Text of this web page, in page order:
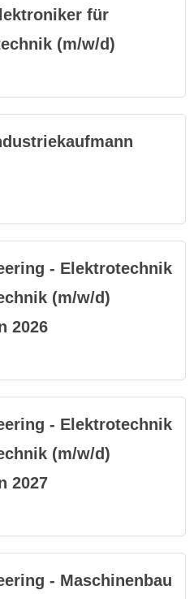
für
(m/w/d)
- Elektrotechnik
(m/w/d)
2026
- Elektrotechnik
(m/w/d)
2027
- Maschinenbau